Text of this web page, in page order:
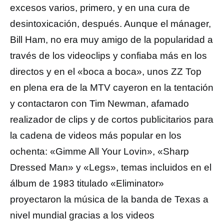
excesos varios, primero, y en una cura de
desintoxicación, después. Aunque el mánager,
Bill Ham, no era muy amigo de la popularidad a
través de los videoclips y confiaba más en los
directos y en el «boca a boca», unos ZZ Top
en plena era de la MTV cayeron en la tentación
y contactaron con Tim Newman, afamado
realizador de clips y de cortos publicitarios para
la cadena de videos más popular en los
ochenta: «Gimme All Your Lovin», «Sharp
Dressed Man» y «Legs», temas incluidos en el
álbum de 1983 titulado «Eliminator»
proyectaron la música de la banda de Texas a
nivel mundial gracias a los videos